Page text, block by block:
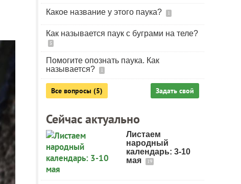
Какое название у этого паука? 1
Как называется паук с буграми на теле?
5
Помогите опознать паука. Как
называется?
1
Все вопросы (5) Задать свой
Сейчас актуально
Листаем
народный
календарь: 3-10
мая
19